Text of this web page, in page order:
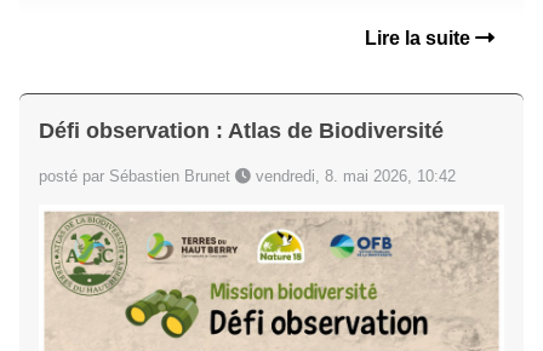
Lire la suite
Défi observation : Atlas de Biodiversité
posté par Sébastien Brunet vendredi, 8. mai 2026, 10:42